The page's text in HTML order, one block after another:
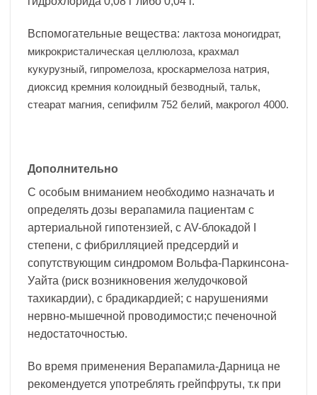
Вспомогательные вещества: лактоза моногидрат,
микрокристалическая целлюлоза, крахмал
кукурузный, гипромелоза, кроскармелоза натрия,
диоксид кремния колоидный безводный, тальк,
стеарат магния, сепифилм 752 белий, макрогол 4000.
Дополнительно
С особым вниманием необходимо назначать и
определять дозы верапамила пациентам с
артериальной гипотензией, с AV-блокадой I
степени, с фибрилляцией предсердий и
сопутствующим синдромом Вольфа-Паркинсона-
Уайта (риск возникновения желудочковой
тахикардии), с брадикардией; с нарушениями
нервно-мышечной проводимости;с печеночной
недостаточностью.
Во время применения Верапамила-Дарница не
рекомендуется употреблять грейпфруты, т.к при